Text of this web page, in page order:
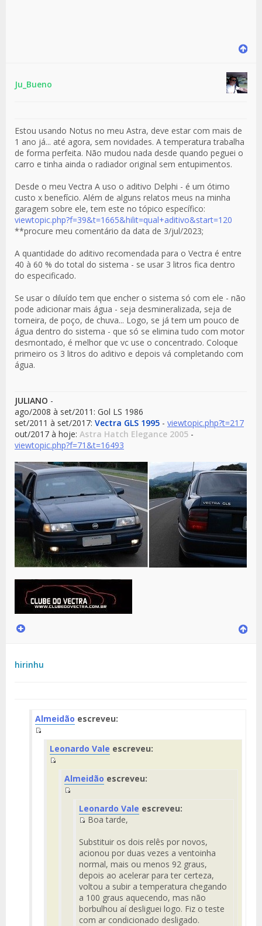
Ju_Bueno
Estou usando Notus no meu Astra, deve estar com mais de
1 ano já... até agora, sem novidades. A temperatura trabalha
de forma perfeita. Não mudou nada desde quando peguei o
carro e tinha ainda o radiador original sem entupimentos.
Desde o meu Vectra A uso o aditivo Delphi - é um ótimo
custo x benefício. Além de alguns relatos meus na minha
garagem sobre ele, tem este no tópico específico:
viewtopic.php?f=39&t=1665&hilit=qual+aditivo&start=120
**procure meu comentário da data de 3/jul/2023;
A quantidade do aditivo recomendada para o Vectra é entre
40 à 60 % do total do sistema - se usar 3 litros fica dentro
do especificado.
Se usar o diluído tem que encher o sistema só com ele - não
pode adicionar mais água - seja desmineralizada, seja de
torneira, de poço, de chuva... Logo, se já tem um pouco de
água dentro do sistema - que só se elimina tudo com motor
desmontado, é melhor que vc use o concentrado. Coloque
primeiro os 3 litros do aditivo e depois vá completando com
água.
JULIANO -
ago/2008 à set/2011: Gol LS 1986
set/2011 à set/2017: Vectra GLS 1995 - viewtopic.php?t=217
out/2017 à hoje: Astra Hatch Elegance 2005 -
viewtopic.php?f=71&t=16493
hirinhu
Almeidão escreveu:
Fuente
del
Mensaje
Leonardo Vale escreveu:
del
Mensaje
Almeidão escreveu:
del
Mensaje
Leonardo Vale escreveu:
del
Mensaje
Boa tarde,
Substituir os dois relês por novos,
acionou por duas vezes a ventoinha
normal, mais ou menos 92 graus,
depois ao acelerar para ter certeza,
voltou a subir a temperatura chegando
a 100 graus aquecendo, mas não
borbulhou aí desliguei logo. Fiz o teste
com ar condicionado desligado.